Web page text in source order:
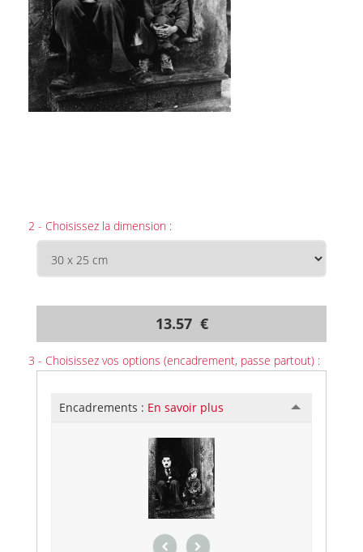
2 - Choisissez la dimension :
13.57 €
3 - Choisissez vos options (encadrement, passe partout) :
Encadrements : En savoir plus